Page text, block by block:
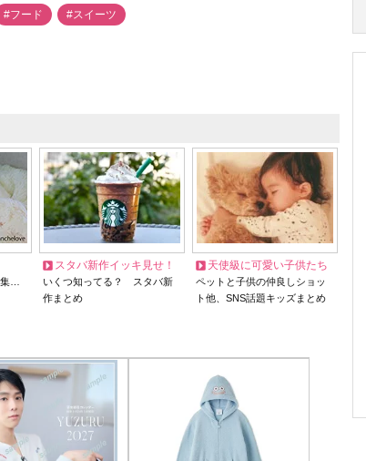
#フード #スイーツ
…
スタバ新作イッキ見せ！
いくつ知ってる？ スタバ新
作まとめ
天使級に可愛い子供たち
ペットと子供の仲良しショッ
ト他、SNS話題キッズまとめ